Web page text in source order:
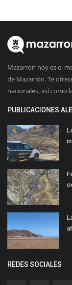
Mazarron hoy es el
de Mazarrón. Te
nacionales, así como
PUBLICACIONES
REDES SOCIALES